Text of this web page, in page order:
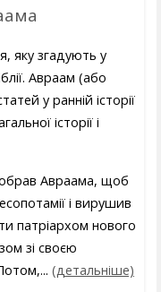
яку згадують у
Авраам (або
у ранній історії
історії і
обрав Авраама, щоб
і вирушив
патріархом нового
зі своєю
(детальніше)